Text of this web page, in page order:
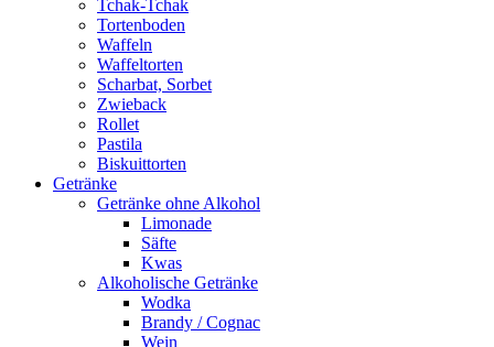
Tchak-Tchak
Tortenboden
Waffeln
Waffeltorten
Scharbat, Sorbet
Zwieback
Rollet
Pastila
Biskuittorten
Getränke
Getränke ohne Alkohol
Limonade
Säfte
Kwas
Alkoholische Getränke
Wodka
Brandy / Cognac
Wein